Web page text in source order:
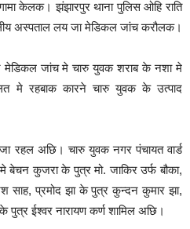
केलक। झंझारपुर थाना पुलिस ओहि राति
अस्पताल लय जा मेडिकल जांच करौलक।
मेडिकल जांच मे चारु युवक शराब के नशा मे
मे रहबाक कारने चारु युवक के उत्पाद
रहल अछि। चारु युवक नगर पंचायत वार्ड
कुजरा के पुत्र मो. जाकिर उर्फ बौका,
साह, प्रमोद झा के पुत्र कुन्दन कुमार झा,
पुत्र ईश्वर नारायण कर्ण शामिल अछि।